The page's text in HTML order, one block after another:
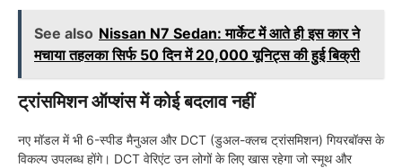
See also Nissan N7 Sedan: मार्केट में आते ही इस कार ने
मचाया तहलका सिर्फ 50 दिन में 20,000 यूनिट्स की हुई बिक्री
ट्रांसमिशन ऑप्शंस में कोई बदलाव नहीं
नए मॉडल में भी 6-स्पीड मैनुअल और DCT (डुअल-क्लच ट्रांसमिशन) गियरबॉक्स के
विकल्प उपलब्ध होंगे। DCT वेरिएंट उन लोगों के लिए खास रहेगा जो स्मूथ और